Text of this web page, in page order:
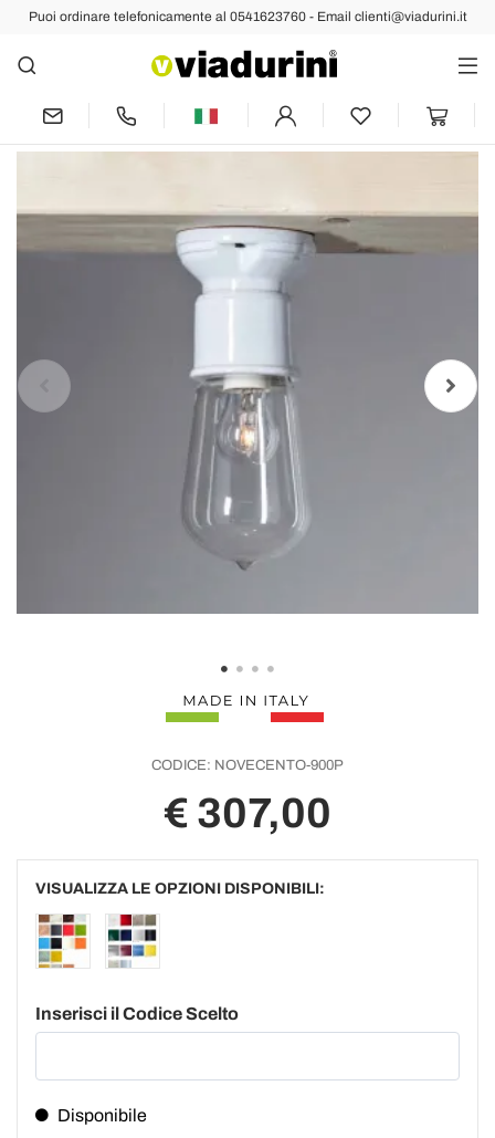
Puoi ordinare telefonicamente al 0541623760 - Email clienti@viadurini.it
Indietro Prec Succ
Toscot Novecento plafoniera da soffitto
moderna in terracotta e vetro
CODICE: NOVECENTO-900P
€ 307,00
VISUALIZZA LE OPZIONI DISPONIBILI:
Inserisci il Codice Scelto
Disponibile